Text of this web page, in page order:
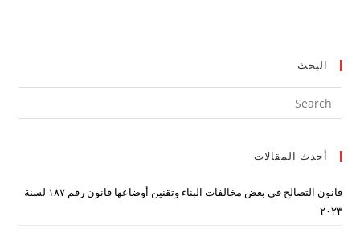
البحث
أحدث المقالات
قانون التصالح في بعض مخالفات البناء وتقنين أوضاعها قانون رقم ۱۸۷ لسنة
۲۰۲۳